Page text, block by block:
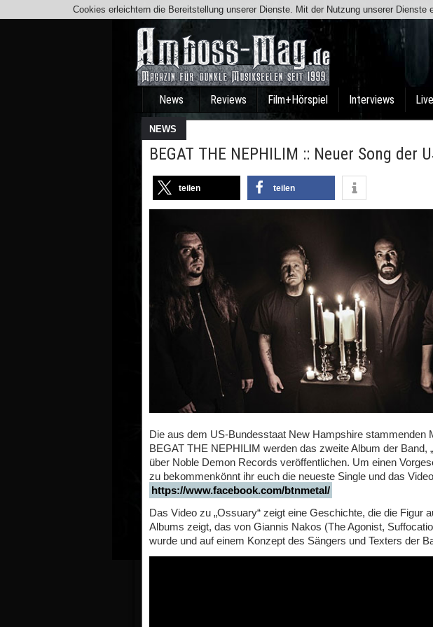
News Reviews Film+Hörspiel Interviews
NEWS
BEGAT THE NEPHILIM :: Neuer Song der
teilen teilen
Die aus dem US-Bundesstaat New Hampshire stammenden
BEGAT THE NEPHILIM werden das zweite Album der Band,
über Noble Demon Records veröffentlichen. Um einen
zu bekommenkönnt ihr euch die neueste Single und das
https://www.facebook.com/btnmetal/
Das Video zu „Ossuary“ zeigt eine Geschichte, die die Figur
Albums zeigt, das von Giannis Nakos (The Agonist,
wurde und auf einem Konzept des Sängers und Texters der
Cookies erleichtern die Bereitstellung unserer Dienste. Mit der Nutzung unserer